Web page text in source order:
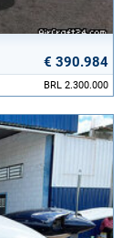
€ 390.984
BRL 2.300.000